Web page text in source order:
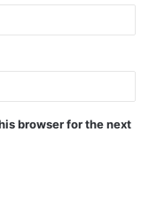
browser for the next